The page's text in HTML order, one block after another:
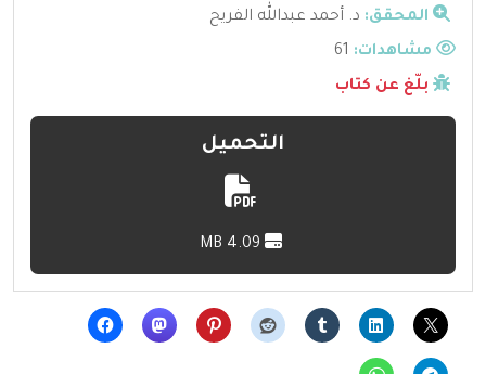
المحقق: د. أحمد عبدالله الفريح
مشاهدات:
بلّغ عن كتاب
التحميل